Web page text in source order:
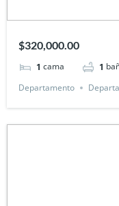
$320,000.00
1 cama 1
Departamento